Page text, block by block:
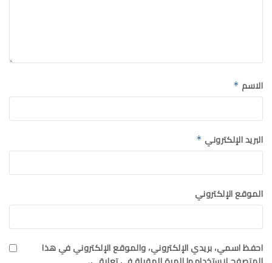
الاسم *
البريد الإلكتروني *
الموقع الإلكتروني
احفظ اسمي، بريدي الإلكتروني، والموقع الإلكتروني في هذا